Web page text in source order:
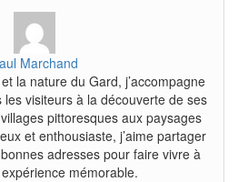
Marchand
la nature du Gard, j’accompagne
visiteurs à la découverte de ses
pittoresques aux paysages
et enthousiaste, j’aime partager
adresses pour faire vivre à
mémorable.